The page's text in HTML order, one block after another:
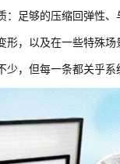
：足够的压缩回弹性
形，以及在一些特殊
少，但每一条都关乎系